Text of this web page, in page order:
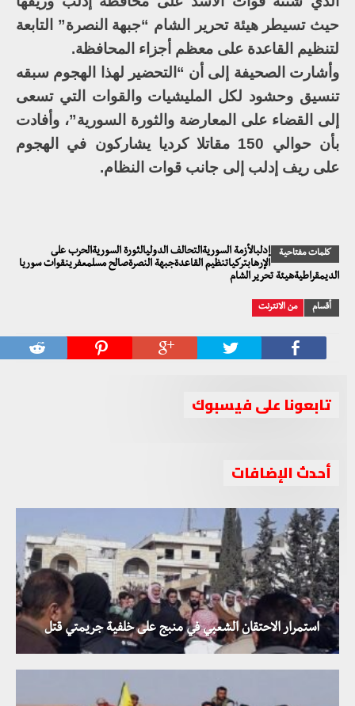
حيث تسيطر هيئة تحرير الشام “جبهة النصرة” التابعة
لتنظيم القاعدة على معظم أجزاء المحافظة.
وأشارت الصحيفة إلى أن “التحضير لهذا الهجوم سبقه
تنسيق وحشود لكل المليشيات والقوات التي تسعى
إلى القضاء على المعارضة والثورة السورية”، وأفادت
بأن حوالي 150 مقاتلا كرديا يشاركون في الهجوم
على ريف إدلب إلى جانب قوات النظام.
كلمات مفتاحية
إدلبالأزمة السوريةالتحالف الدوليالثورة السوريةالحرب على
الإرهابتركياتنظيم القاعدةجبهة النصرةصالح مسلمعفرينقوات سوريا
الديمقراطيةهيئة تحرير الشام
أقسام من الانترنت
تابعونا على فيسبوك
أحدث الإضافات
استمرار الاحتقان الشعبي في منبج على خلفية جريمتي قتل